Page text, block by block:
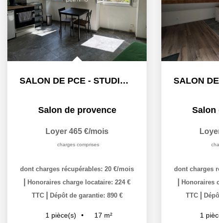
SALON DE PCE - STUDIO MEUBLE -17,04 m2
Salon de provence
Loyer 465 €/mois
charges comprises
dont charges récupérables: 20 €/mois
Honoraires charge locataire: 224 €
TTC
Dépôt de garantie: 890 €
1 pièce(s) 17 m²
Salon
dont charges
Honoraires
TTC
1